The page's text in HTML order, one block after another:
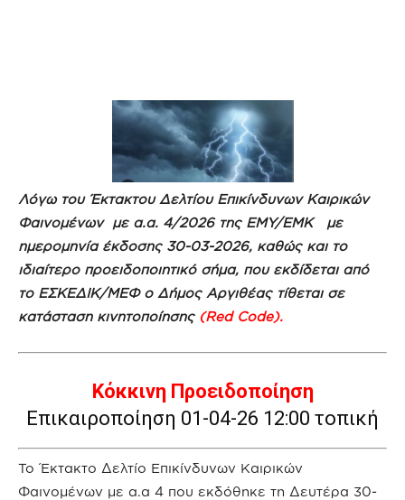
Λόγω του Έκτακτου Δελτίου Επικίνδυνων Καιρικών
Φαινομένων με α.α. 4/2026 της ΕΜΥ/ΕΜΚ με
ημερομηνία έκδοσης 30-03-2026, καθώς και το
ιδιαίτερο προειδοποιητικό σήμα, που εκδίδεται από
το ΕΣΚΕΔΙΚ/ΜΕΦ ο Δήμος Αργιθέας τίθεται σε
κατάσταση κινητοποίησης (Red Code).
Κόκκινη Προειδοποίηση
Επικαιροποίηση 01-04-26 12:00 τοπική
Το Έκτακτο Δελτίο Επικίνδυνων Καιρικών
Φαινομένων με α.α 4 που εκδόθηκε τη Δευτέρα 30-